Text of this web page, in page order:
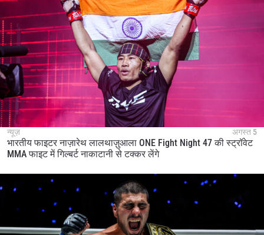
न्यूज़ अगस्त 5
भारतीय फाइटर नाज़ारेथ लालथाज़ुआला ONE Fight Night 47 की स्ट्रॉवेट
MMA फाइट में गिल्बर्ट नाकाटानी से टक्कर लेंगे